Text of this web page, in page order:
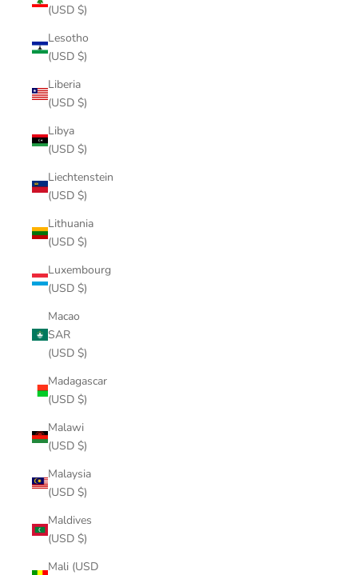
(USD $)
Lesotho
(USD $)
Liberia
(USD $)
Libya
(USD $)
Liechtenstein
(USD $)
Lithuania
(USD $)
Luxembourg
(USD $)
Macao
SAR
(USD $)
Madagascar
(USD $)
Malawi
(USD $)
Malaysia
(USD $)
Maldives
(USD $)
Mali (USD